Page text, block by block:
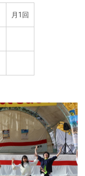
月1回